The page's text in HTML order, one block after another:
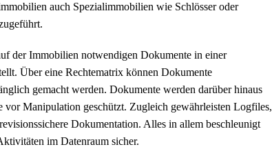
auch Spezialimmobilien wie Schlösser oder
der Immobilien notwendigen Dokumente in einer
Über eine Rechtematrix können Dokumente
gemacht werden. Dokumente werden darüber hinaus
Manipulation geschützt. Zugleich gewährleisten Logfiles,
Dokumentation. Alles in allem beschleunigt
im Datenraum sicher.